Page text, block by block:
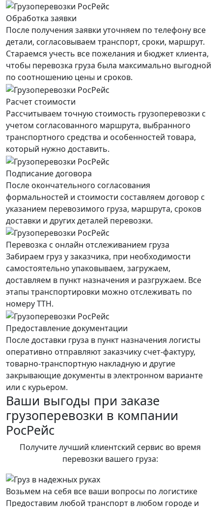
Обработка заявки
После получения заявки уточняем по телефону все
детали, согласовываем транспорт, сроки, маршрут.
Стараемся учесть все пожелания и бюджет клиента,
чтобы перевозка груза была максимально выгодной
по соотношению цены и сроков.
Расчет стоимости
Рассчитываем точную стоимость грузоперевозки с
учетом согласованного маршрута, выбранного
транспортного средства и особенностей товара,
который нужно доставить.
Подписание договора
После окончательного согласования
формальностей и стоимости составляем договор с
указанием перевозимого груза, маршрута, сроков
доставки и других деталей перевозки.
Перевозка с онлайн отслеживанием груза
Забираем груз у заказчика, при необходимости
самостоятельно упаковываем, загружаем,
доставляем в пункт назначения и разгружаем. Все
этапы транспортировки можно отслеживать по
номеру ТТН.
Предоставление документации
После доставки груза в пункт назначения логисты
оперативно отправляют заказчику счет-фактуру,
товарно-транспортную накладную и другие
закрывающие документы в электронном варианте
или с курьером.
Ваши выгоды при заказе
грузоперевозки в компании
РосРейс
Получите лучший клиентский сервис во время
перевозки вашего груза:
Возьмем на себя все ваши вопросы по логистике
Предоставим любой транспорт в любом городе и